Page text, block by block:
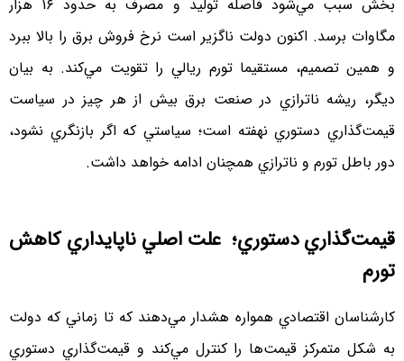
بخش سبب مي‌شود فاصله توليد و مصرف به حدود ۱۶ هزار
مگاوات برسد. اكنون دولت ناگزير است نرخ فروش برق را بالا ببرد
و همين تصميم، مستقيما تورم ريالي را تقويت مي‌كند. به‌ بيان
ديگر، ريشه ناترازي در صنعت برق بيش از هر چيز در سياست
قيمت‌گذاري دستوري نهفته است؛ سياستي كه اگر بازنگري نشود،
دور باطل تورم و ناترازي همچنان ادامه خواهد داشت.
قيمت‌گذاري دستوري؛ علت اصلي ناپايداري كاهش
تورم
كارشناسان اقتصادي همواره هشدار مي‌دهند كه تا زماني كه دولت
به شكل متمركز قيمت‌ها را كنترل مي‌كند و قيمت‌گذاري دستوري